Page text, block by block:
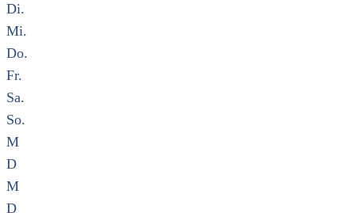
Di.
Mi.
Do.
Fr.
Sa.
So.
M
D
M
D